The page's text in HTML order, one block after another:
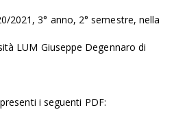
2021, 3° anno, 2° semestre, nella
LUM Giuseppe Degennaro di
i seguenti PDF: